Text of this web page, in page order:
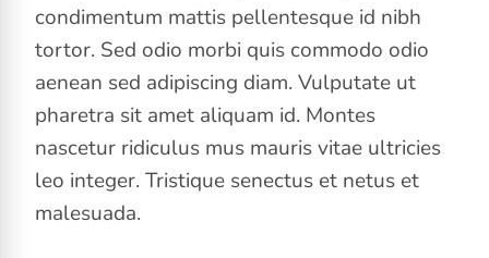
condimentum mattis pellentesque id nibh
tortor. Sed odio morbi quis commodo odio
aenean sed adipiscing diam. Vulputate ut
pharetra sit amet aliquam id. Montes
nascetur ridiculus mus mauris vitae ultricies
leo integer. Tristique senectus et netus et
malesuada.